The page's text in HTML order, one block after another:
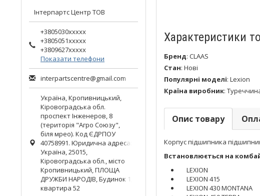
Характеристики
Бренд: CLAAS
Стан: Нові
Популярні моделі: Lexion
Країна виробник:
Опис товару
Корпус підшипника
Встановлюється на
LEXION
LEXION 415
LEXION 430 MONTANA
Інтерпартс Центр ТОВ
+3805030xxxxx
+3805051xxxxx
+3809627xxxxx
Показати телефони
interpartscentre@gmail.com
Україна, Кропивницький
Кіровоградська обл.
проспект Інженеров, 8
(територія "Агро Союзу",
біля мрео). Код ЄДРПОУ
40758991. Юридична адреса:
Україна, 25015,
Кіровоградська обл., місто
Кропивницький, ПЛОЩА
ДРУЖБИ НАРОДІВ, Будинок 1,
квартира 52